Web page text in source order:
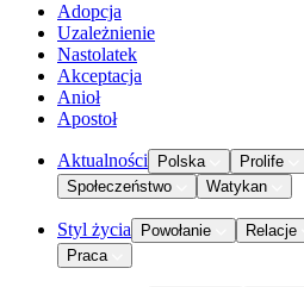
Adopcja
Uzależnienie
Nastolatek
Akceptacja
Anioł
Apostoł
Aktualności Polska Prolife
Społeczeństwo
Watykan
Styl życia Powołanie Relacje
Praca